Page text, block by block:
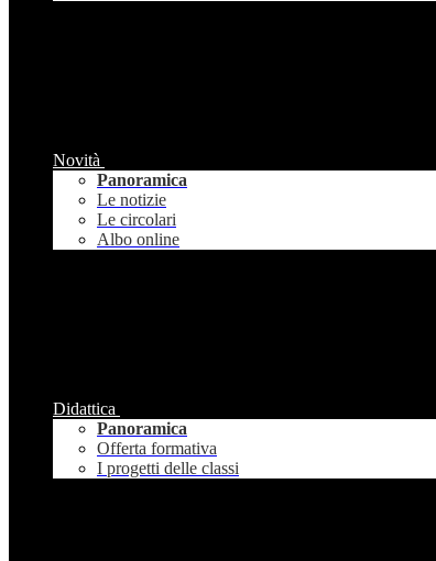
Novità
Panoramica
Le notizie
Le circolari
Albo online
Didattica
Panoramica
Offerta formativa
I progetti delle classi